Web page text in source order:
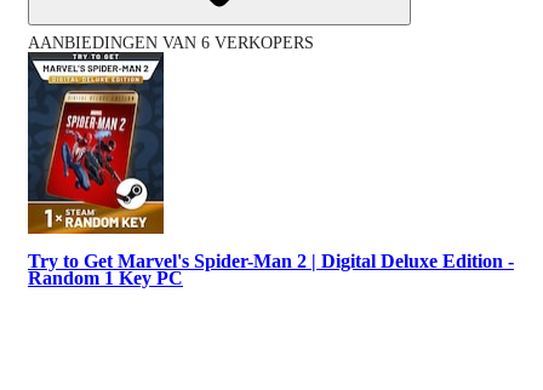
AANBIEDINGEN VAN 6 VERKOPERS
Try to Get Marvel's Spider-Man 2 | Digital Deluxe Edition -
Random 1 Key PC